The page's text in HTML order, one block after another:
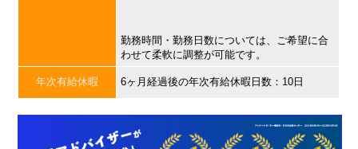
勤務時間・勤務日数については、ご希望に合
わせて柔軟に調整が可能です。
年次有給休暇 6ヶ月経過後の年次有給休暇日数：10日